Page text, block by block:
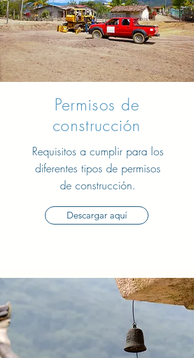
Permisos de
construcción
Requisitos a cumplir para los
diferentes tipos de permisos
de construcción.
Descargar aquí